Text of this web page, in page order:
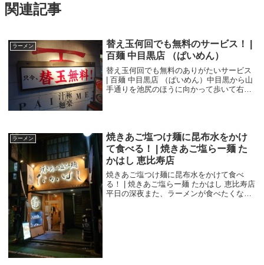
関連記事
ラーメン
替え玉何回でも無料のサービス！ |
百麺 中目黒店 （ぱいめん）
替え玉何回でも無料のありがたいサービス
| 百麺 中目黒店 （ぱいめん）中目黒から山
手通りを池尻のほうに向かって歩いて右手
ラーメン
焼きあご塩つけ麺に昆布水をかけ
て食べる！ | 焼きあご塩らー麺 た
かはし 恵比寿店
焼きあご塩つけ麺に昆布水をかけて食べ
る！ | 焼きあご塩らー麺 たかはし 恵比寿店
平日の深夜また、ラーメンが食べたくな